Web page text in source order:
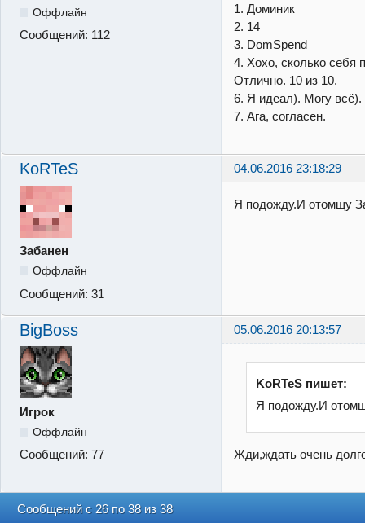
Оффлайн
Сообщений: 112
1. Доминик
2. 14
3. DomSpend
4. Хохо, сколько себя
Отлично. 10 из 10.
6. Я идеал). Могу всё).
7. Ага, согласен.
KoRTeS 04.06.2016 23:18:29
Забанен
Оффлайн
Сообщений: 31
Я подожду.И отомщу
BigBoss 05.06.2016 20:13:57
Игрок
Оффлайн
Сообщений: 77
KoRTeS пишет:
Я подожду.И
Жди,ждать очень
Сообщений с 26 по 38 из 38